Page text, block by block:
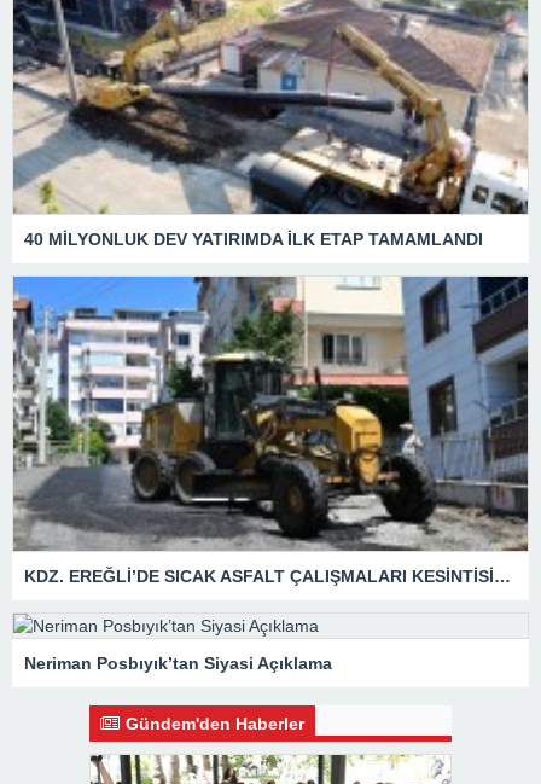
40 MİLYONLUK DEV YATIRIMDA İLK ETAP TAMAMLANDI
KDZ. EREĞLİ’DE SICAK ASFALT ÇALIŞMALARI KESİNTİSİZ SÜRÜYOR
Neriman Posbıyık’tan Siyasi Açıklama
Gündem'den Haberler